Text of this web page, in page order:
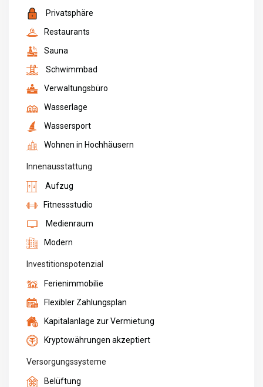
Privatsphäre
Restaurants
Sauna
Schwimmbad
Verwaltungsbüro
Wasserlage
Wassersport
Wohnen in Hochhäusern
Innenausstattung
Aufzug
Fitnessstudio
Medienraum
Modern
Investitionspotenzial
Ferienimmobilie
Flexibler Zahlungsplan
Kapitalanlage zur Vermietung
Kryptowährungen akzeptiert
Versorgungssysteme
Belüftung